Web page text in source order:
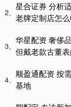
2、
星合证券 分析
老牌定制店怎
3、
华星配资 奢侈
但戴老款古董
4、
顺盈通配资 按
基地